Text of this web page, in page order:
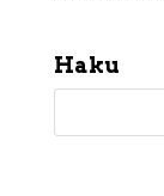
Haku